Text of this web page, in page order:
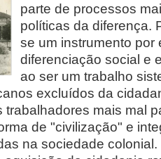
parte de processos
políticas da diferença.
se um instrumento por
diferenciação social e
ao ser um trabalho
excluídos da
trabalhadores mais mal
de "civilização" e
na sociedade